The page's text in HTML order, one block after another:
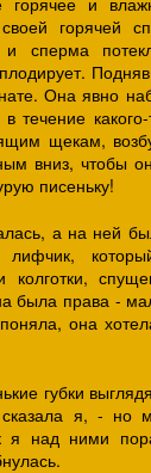
горячей
сперма
Она явно
течение
щекам,
вниз, чтобы
писеньку!
а на ней
лифчик,
колготки,
была права -
она
губки
сказала я, - но
я над ними